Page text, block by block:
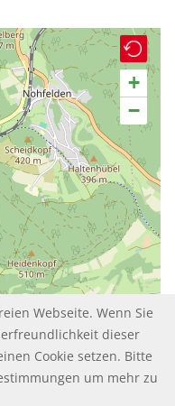
+
−
©OpenStreetMapcontributors
Webseite. Wenn Sie
dieser
Cookie setzen. Bitte
um mehr zu